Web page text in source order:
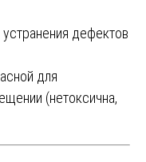
дефектов
для
(нетоксична,